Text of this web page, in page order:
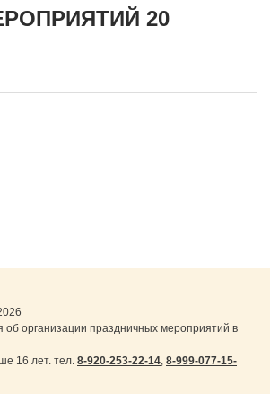
20
организации праздничных мероприятий в
16 лет. тел. 8-920-253-22-14, 8-999-077-15-